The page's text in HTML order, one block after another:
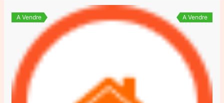
A Vendre A Vendre